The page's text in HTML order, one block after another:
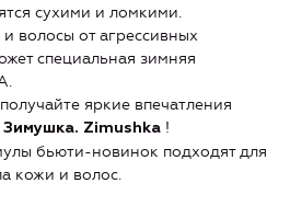
сухими и ломкими.
волосы от агрессивных
специальная зимняя
яркие впечатления
Зимушка. Zimushka !
бьюти-новинок подходят для
кожи и волос.